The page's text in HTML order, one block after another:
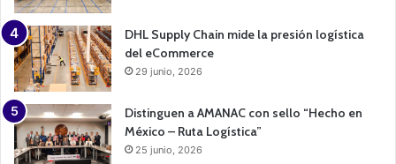
DHL Supply Chain mide la presión logística
del eCommerce
29 junio, 2026
Distinguen a AMANAC con sello “Hecho en
México – Ruta Logística”
25 junio, 2026